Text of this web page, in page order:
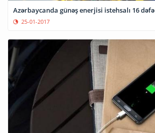
Azərbaycanda günəş enerjisi istehsalı 16
25-01-2017